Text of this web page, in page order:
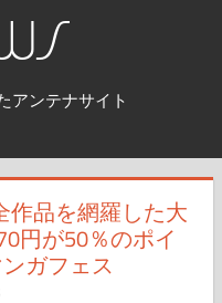
アンテナサイト
作品を網羅した大
円が50％のポイ
ガフェス